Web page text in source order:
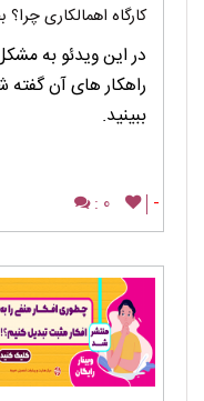
کارگاه اهمالکاری
در این ویدئو به
راهکار های آن
ببینید.
-
0 :